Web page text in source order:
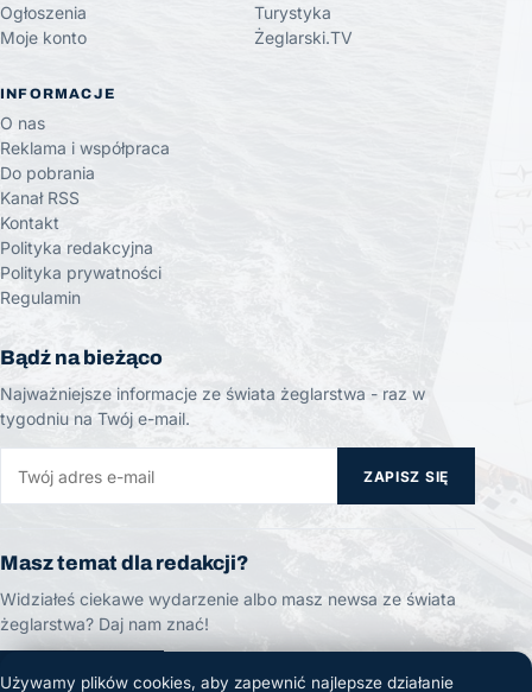
Ogłoszenia
Moje konto
Turystyka
Żeglarski.TV
INFORMACJE
O nas
Reklama i współpraca
Do pobrania
Kanał RSS
Kontakt
Polityka redakcyjna
Polityka prywatności
Regulamin
Bądź na bieżąco
Najważniejsze informacje ze świata żeglarstwa - raz w
tygodniu na Twój e-mail.
ZAPISZ SIĘ
Masz temat dla redakcji?
Widziałeś ciekawe wydarzenie albo masz newsa ze świata
żeglarstwa? Daj nam znać!
ZGŁOŚ TEMAT
Używamy plików cookies, aby zapewnić najlepsze działanie